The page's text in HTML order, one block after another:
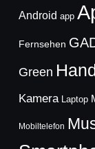
Android app
Fernsehen
Green
Kamera Laptop
Mobiltelefon